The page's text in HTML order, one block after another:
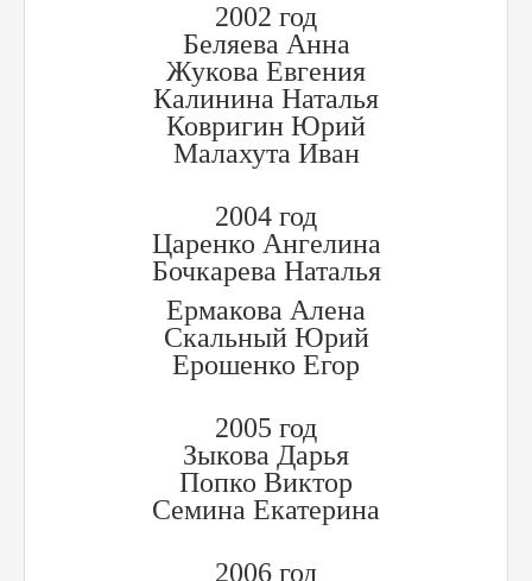
2002 год
Беляева Анна
Жукова Евгения
Калинина Наталья
Ковригин Юрий
Малахута Иван
2004 год
Царенко Ангелина
Бочкарева Наталья
Ермакова Алена
Скальный Юрий
Ерошенко Егор
2005 год
Зыкова Дарья
Попко Виктор
Семина Екатерина
2006 год